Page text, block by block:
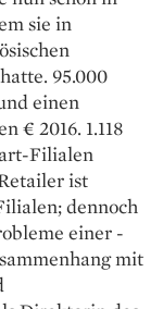
sie in
95.000
einen
€ 2016. 1.118
Filialen
ist
­dennoch
einer
mit